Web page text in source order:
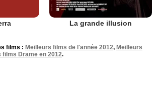
La grande illusion
films : Meilleurs films de l'année 2012, Meilleurs
films Drame en 2012.